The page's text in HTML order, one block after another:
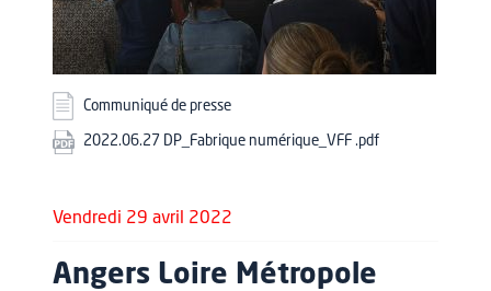
Communiqué de presse
2022.06.27 DP_Fabrique numérique_VFF .pdf
Vendredi 29 avril 2022
Angers Loire Métropole